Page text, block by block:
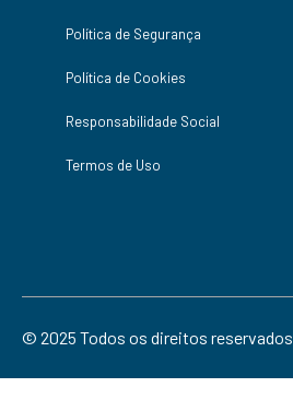
Política de Segurança
Política de Cookies
Responsabilidade Social
Termos de Uso
© 2025 Todos os direitos reservados